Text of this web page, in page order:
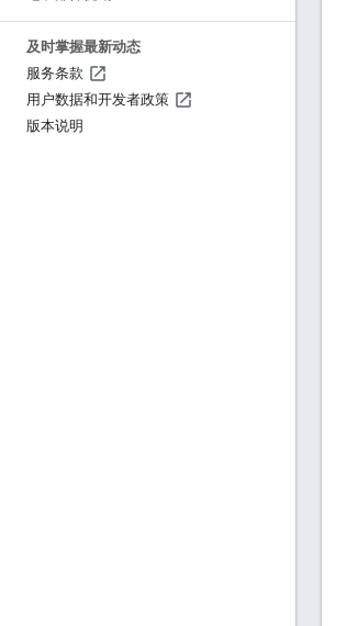
及时掌握最新动态
服务条款
用户数据和开发者政策
版本说明